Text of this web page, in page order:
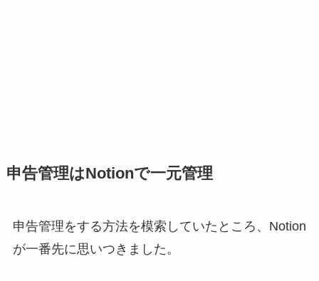
申告管理はNotionで一元管理
申告管理をする方法を模索していたところ、Notion
が一番先に思いつきました。